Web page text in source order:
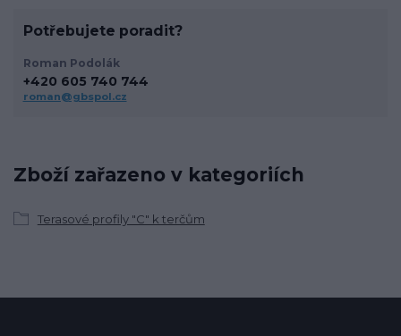
Zboží zařazeno v kategoriích
Terasové profily "C" k terčům
Potřebujete poradit?
Roman Podolák
+420 605 740 744
roman@gbspol.cz